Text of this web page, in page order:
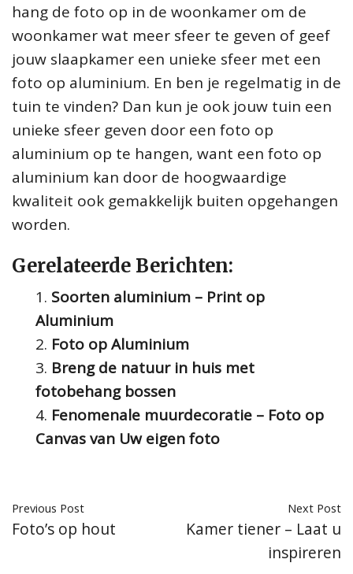
hang de foto op in de woonkamer om de
woonkamer wat meer sfeer te geven of geef
jouw slaapkamer een unieke sfeer met een
foto op aluminium. En ben je regelmatig in de
tuin te vinden? Dan kun je ook jouw tuin een
unieke sfeer geven door een foto op
aluminium op te hangen, want een foto op
aluminium kan door de hoogwaardige
kwaliteit ook gemakkelijk buiten opgehangen
worden.
Gerelateerde Berichten:
Soorten aluminium – Print op
Aluminium
Foto op Aluminium
Breng de natuur in huis met
fotobehang bossen
Fenomenale muurdecoratie – Foto op
Canvas van Uw eigen foto
Previous Post
Foto’s op hout
Next Post
Kamer tiener – Laat u
inspireren